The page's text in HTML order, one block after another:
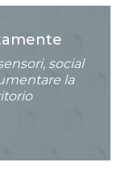
social
la